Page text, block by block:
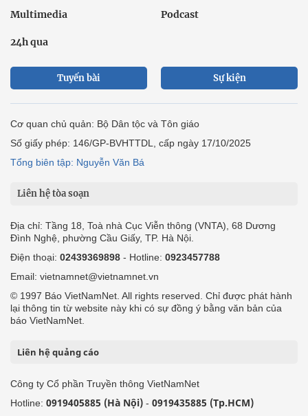
Multimedia Podcast
24h qua
Tuyến bài Sự kiện
Cơ quan chủ quản: Bộ Dân tộc và Tôn giáo
Số giấy phép: 146/GP-BVHTTDL, cấp ngày 17/10/2025
Tổng biên tập: Nguyễn Văn Bá
Liên hệ tòa soạn
Địa chỉ: Tầng 18, Toà nhà Cục Viễn thông (VNTA), 68 Dương
Đình Nghệ, phường Cầu Giấy, TP. Hà Nội.
Điện thoại: 02439369898 - Hotline: 0923457788
Email: vietnamnet@vietnamnet.vn
© 1997 Báo VietNamNet. All rights reserved. Chỉ được phát hành
lại thông tin từ website này khi có sự đồng ý bằng văn bản của
báo VietNamNet.
Liên hệ quảng cáo
Công ty Cổ phần Truyền thông VietNamNet
Hotline: 0919405885 (Hà Nội) - 0919435885 (Tp.HCM)